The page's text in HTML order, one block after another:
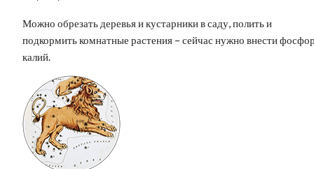
Можно обрезать деревья и кустарники в саду, полить и
подкормить комнатные растения – сейчас нужно внести
калий.